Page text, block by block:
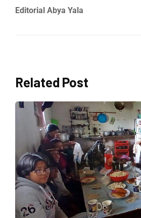
Editorial Abya Yala
Related Post